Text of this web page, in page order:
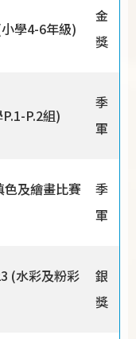
學4-6年級)
金
獎
P.2組)
季
軍
色及繪畫比賽
季
軍
(水彩及粉彩
銀
獎